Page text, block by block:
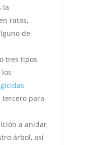
la
ratas,
de
tres tipos
tercero para
a anidar
árbol, así